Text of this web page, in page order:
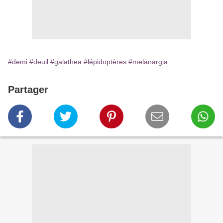
#demi #deuil #galathea #lépidoptères #melanargia
Partager